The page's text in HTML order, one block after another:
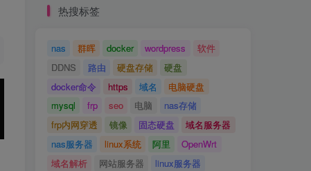
热搜标签
nas 群晖 docker wordpress
软件
DDNS
路由 硬盘存储
硬盘
docker命令
https 域名
电脑硬盘
mysql
frp seo 电脑
nas存储
frp内网穿透
镜像 固态硬盘
域名服务器
nas服务器
linux系统 阿里
OpenWrt
域名解析
网站服务器
linux服务器